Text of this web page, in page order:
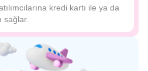
kredi kartı ile ya da
sağlar.